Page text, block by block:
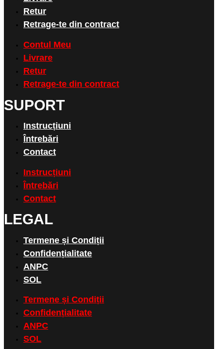
Retur
Retrage-te din contract
Contul Meu
Livrare
Retur
Retrage-te din contract
SUPORT
Instrucțiuni
Întrebări
Contact
Instrucțiuni
Întrebări
Contact
LEGAL
Termene și Condiții
Confidențialitate
ANPC
SOL
Termene și Condiții
Confidențialitate
ANPC
SOL